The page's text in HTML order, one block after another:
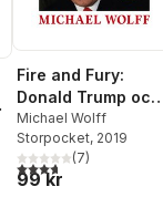
antal röster:
Fire and Fury:
Donald Trump och
Vita huset inifrån
Michael Wolff
Storpocket, 2019
3,7utav 5 stjärnor.
(7)
99 kr